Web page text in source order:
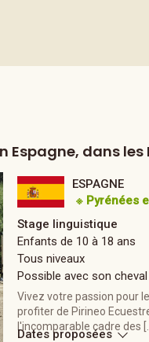
dans les
ESPAGNE
※ Pyrénées
Stage linguistique
Enfants de 10 à 18 ans
Tous niveaux
Possible avec son cheval
Vivez votre passion pour
profiter de Pirineo
l'incomparable cadre des
Dates proposées